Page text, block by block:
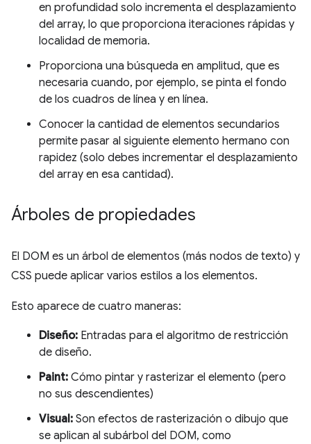
en profundidad solo incrementa el desplazamiento
del array, lo que proporciona iteraciones rápidas y
localidad de memoria.
Proporciona una búsqueda en amplitud, que es
necesaria cuando, por ejemplo, se pinta el fondo
de los cuadros de línea y en línea.
Conocer la cantidad de elementos secundarios
permite pasar al siguiente elemento hermano con
rapidez (solo debes incrementar el desplazamiento
del array en esa cantidad).
Árboles de propiedades
El DOM es un árbol de elementos (más nodos de texto) y
CSS puede aplicar varios estilos a los elementos.
Esto aparece de cuatro maneras:
Diseño: Entradas para el algoritmo de restricción
de diseño.
Paint: Cómo pintar y rasterizar el elemento (pero
no sus descendientes)
Visual: Son efectos de rasterización o dibujo que
se aplican al subárbol del DOM, como